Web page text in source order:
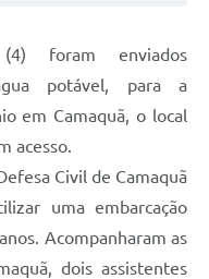
foram enviados
potável, para a
em Camaquã, o local
acesso.
Civil de Camaquã
uma embarcação
Acompanharam as
dois assistentes